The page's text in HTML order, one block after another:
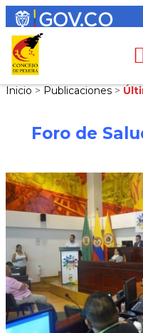
Inicio > Publicaciones >
Foro de